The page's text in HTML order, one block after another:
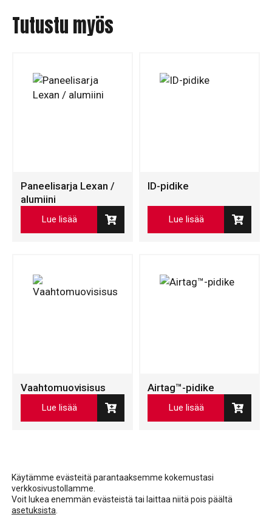
Tutustu myös
Paneelisarja Lexan /
alumiini
Lue lisää
ID-pidike
Lue lisää
Vaahtomuovisisus
Lue lisää
Airtag™-pidike
Lue lisää
Käytämme evästeitä parantaaksemme kokemustasi
verkkosivustollamme.
Voit lukea enemmän evästeistä tai laittaa niitä pois päältä
asetuksista